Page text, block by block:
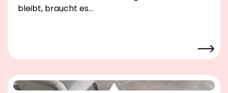
bleibt, braucht es…